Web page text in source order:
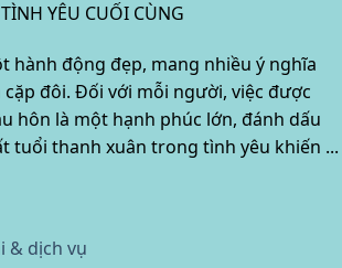
YÊU CUỐI CÙNG
hành động đẹp, mang nhiều ý nghĩa
đôi. Đối với mỗi người, việc được
hôn là một hạnh phúc lớn, đánh dấu
tuổi thanh xuân trong tình yêu khiến ...
& dịch vụ